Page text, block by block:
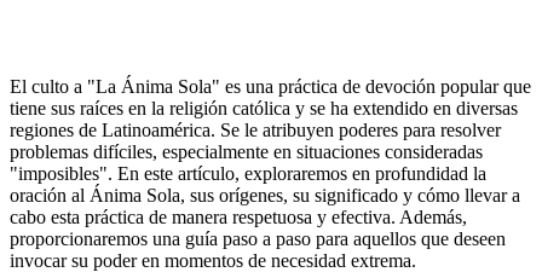
El culto a "La Ánima Sola" es una práctica de devoción popular que
tiene sus raíces en la religión católica y se ha extendido en diversas
regiones de Latinoamérica. Se le atribuyen poderes para resolver
problemas difíciles, especialmente en situaciones consideradas
"imposibles". En este artículo, exploraremos en profundidad la
oración al Ánima Sola, sus orígenes, su significado y cómo llevar a
cabo esta práctica de manera respetuosa y efectiva. Además,
proporcionaremos una guía paso a paso para aquellos que deseen
invocar su poder en momentos de necesidad extrema.